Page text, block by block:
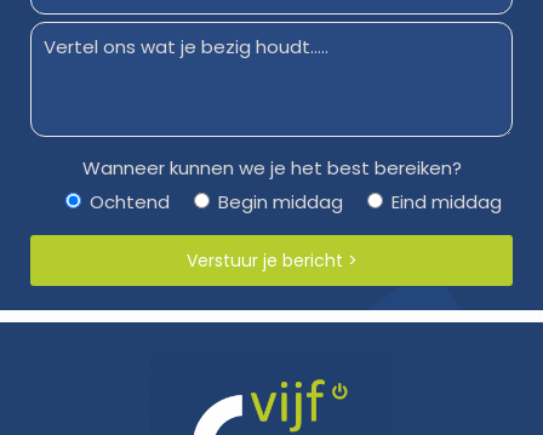
Wanneer kunnen we je het best bereiken?
Ochtend
Begin middag Eind middag